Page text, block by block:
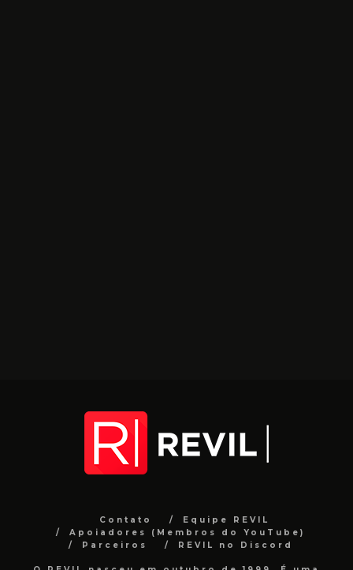
Contato
Equipe REVIL
Apoiadores (Membros do YouTube)
Parceiros
REVIL no Discord